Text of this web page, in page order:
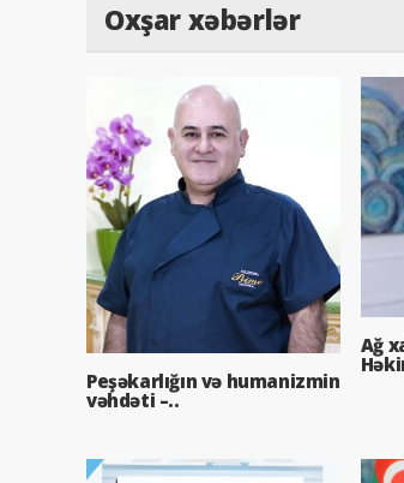
Oxşar xəbərlər
Peşəkarlığın və humanizmin
vəhdəti –..
Ağ